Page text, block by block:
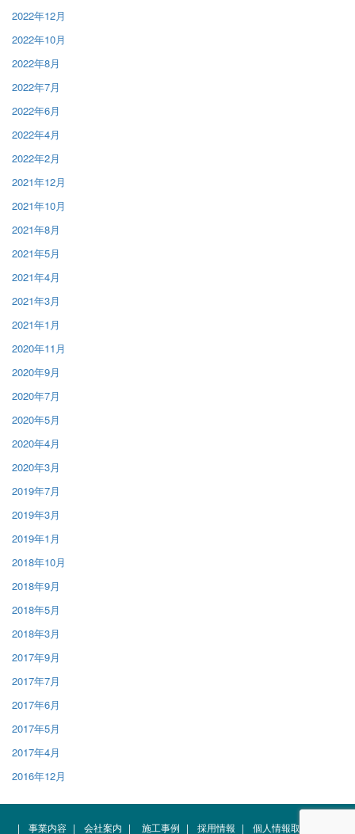
2022年12月
2022年10月
2022年8月
2022年7月
2022年6月
2022年4月
2022年2月
2021年12月
2021年10月
2021年8月
2021年5月
2021年4月
2021年3月
2021年1月
2020年11月
2020年9月
2020年7月
2020年5月
2020年4月
2020年3月
2019年7月
2019年3月
2019年1月
2018年10月
2018年9月
2018年5月
2018年3月
2017年9月
2017年7月
2017年6月
2017年5月
2017年4月
2016年12月
| 事業内容 | 会社案内 | 施工事例 | 採用情報 | 個人情報取扱規約